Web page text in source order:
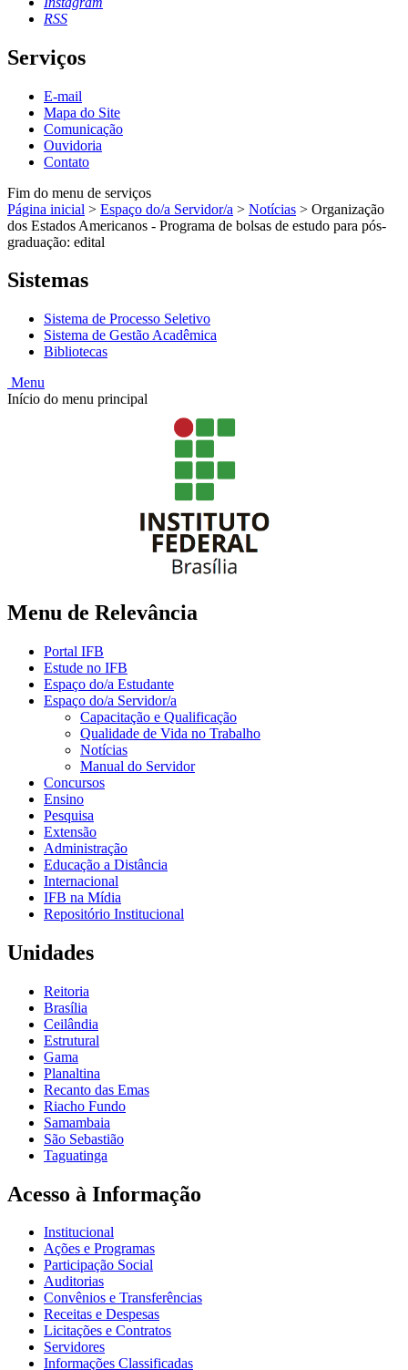
RSS
Serviços
E-mail
Mapa do Site
Comunicação
Ouvidoria
Contato
Fim do menu de serviços
Página inicial > Espaço do/a Servidor/a > Notícias > Organização
dos Estados Americanos - Programa de bolsas de estudo para pós-
graduação: edital
Sistemas
Sistema de Processo Seletivo
Sistema de Gestão Acadêmica
Bibliotecas
Menu
Início do menu principal
Menu de Relevância
Portal IFB
Estude no IFB
Espaço do/a Estudante
Espaço do/a Servidor/a
Capacitação e Qualificação
Qualidade de Vida no Trabalho
Notícias
Manual do Servidor
Concursos
Ensino
Pesquisa
Extensão
Administração
Educação a Distância
Internacional
IFB na Mídia
Repositório Institucional
Unidades
Reitoria
Brasília
Ceilândia
Estrutural
Gama
Planaltina
Recanto das Emas
Riacho Fundo
Samambaia
São Sebastião
Taguatinga
Acesso à Informação
Institucional
Ações e Programas
Participação Social
Auditorias
Convênios e Transferências
Receitas e Despesas
Licitações e Contratos
Servidores
Informações Classificadas